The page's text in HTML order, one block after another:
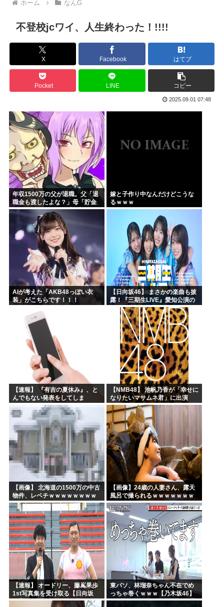
韓国人「SKハイニックスが10%台の暴落！外国人投資家と...
【激震】 韓国人「韓国サッカー協会、W杯・五輪で複数回の...
ロールちゃん描いたwww
「週刊少年ジャンプ」 発行部数が初の100万部割れ
Zガンダムで一番人気のないMSがパラスアテネという風潮
緊縮財政論者として知られる大物財務官僚、高市早苗の逆鱗に...
海外「日本にはこんな特殊な標識があるんだけど皆は見たこと...
自民党「日本人56す56す56す56す56すコロスコロス...
熊本地震避難所で高市早苗の態度が非常に良いと話題
露悪系アニメ、定義がよくわからなくなる
高市早苗「消費税減税の財源は今から考える」
声優の長谷川育美さんと結婚したいんやが
ホーム なんG
不登校jcワイ、人生終わった！!!!!
X Facebook はてブ
Pocket LINE コピー
2025.09.01 07:48
年収1500万の父が退職。父「退
職金も渡したよな？」母「貯金
なんてないよー」父「全部なく
なったの！？」→予想外の返事
に家族騒然となり…
嫁と子作り中なんだけどこうな
るｗｗｗ
AIが考えた「AKB48っぽい衣
装」がこちらです！！！
【日向坂46】 まさかの楽曲も披
露！『三期生LIVE』愛知公演の
レポがこちら
【速報】 『有吉の夏休み』、と
んでもない発表をしてしま
う！！！！！
【NMB48】 池帆乃香が「幸せに
なりたいマサムネ君」に出演
【画像】 北海道の1500万の中古
物件、レベチｗｗｗｗｗｗｗｗ
ｗｗｗｗｗｗｗｗｗｗｗｗ
【画像】24歳の人妻さん、露天
風呂で撮られるｗｗｗｗｗｗｗ
ｗｗｗｗｗｗｗｗｗｗ
【速報】 オードリー、藤嶌果歩
1st写真集を受け取る【日向坂
46】
東パソ、林瑠奈ちゃん不在でめ
っちゃ巻くｗｗｗ【乃木坂46】